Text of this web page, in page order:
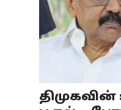
திமுகவின்